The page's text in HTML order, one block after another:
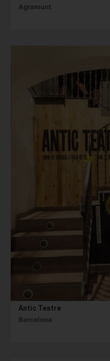
Agramunt
Antic Teatre
Barcelona